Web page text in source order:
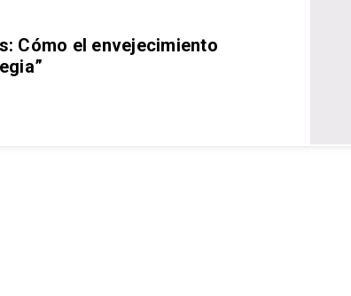
Cómo el envejecimiento